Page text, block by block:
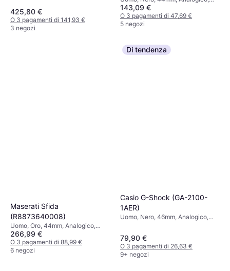
425,80 €
O 3 pagamenti di 141,93 €
3 negozi
Quarzo
143,09 €
O 3 pagamenti di 47,69 €
5 negozi
Maserati Sfida
(R8873640008)
Uomo, Oro, 44mm, Analogico,
Quarzo
266,99 €
O 3 pagamenti di 88,99 €
6 negozi
Di tendenza
Casio G-Shock (GA-2100-
1AER)
Uomo, Nero, 46mm, Analogico,
79,90 €
O 3 pagamenti di 26,63 €
9+ negozi